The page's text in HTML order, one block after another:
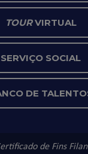
TOURVIRTUAL
SERVIÇO SOCIAL
DE
de Fins